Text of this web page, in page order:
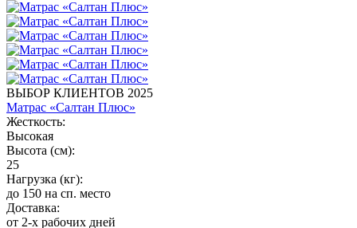
ВЫБОР КЛИЕНТОВ 2025
Матрас «Салтан Плюс»
Жесткость:
Высокая
Высота (см):
25
Нагрузка (кг):
до 150 на сп. место
Доставка:
от 2-х рабочих дней